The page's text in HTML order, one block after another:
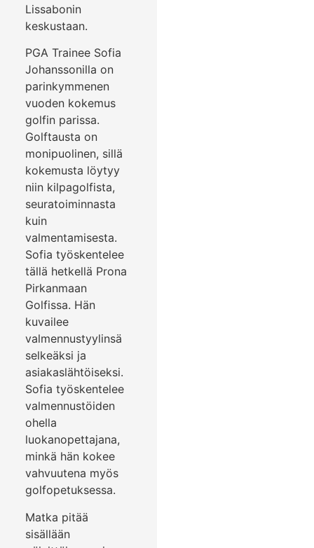
Lissabonin
keskustaan.
PGA Trainee Sofia
Johanssonilla on
parinkymmenen
vuoden kokemus
golfin parissa.
Golftausta on
monipuolinen, sillä
kokemusta löytyy
niin kilpagolfista,
seuratoiminnasta
kuin
valmentamisesta.
Sofia työskentelee
tällä hetkellä Prona
Pirkanmaan
Golfissa. Hän
kuvailee
valmennustyylinsä
selkeäksi ja
asiakaslähtöiseksi.
Sofia työskentelee
valmennustöiden
ohella
luokanopettajana,
minkä hän kokee
vahvuutena myös
golfopetuksessa.
Matka pitää
sisällään